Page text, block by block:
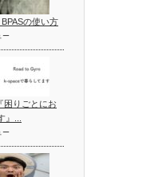
BPASの使い方
ー
困りごとにお
』...
ー